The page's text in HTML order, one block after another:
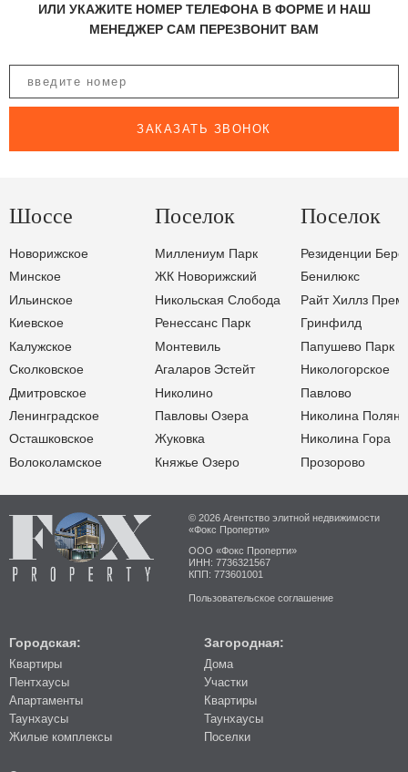
ИЛИ УКАЖИТЕ НОМЕР ТЕЛЕФОНА В ФОРМЕ И НАШ
МЕНЕДЖЕР САМ ПЕРЕЗВОНИТ ВАМ
ЗАКАЗАТЬ ЗВОНОК
Шоссе
Новорижское
Минское
Ильинское
Киевское
Калужское
Сколковское
Дмитровское
Ленинградское
Осташковское
Волоколамское
Поселок
Миллениум Парк
ЖК Новорижский
Никольская Слобода
Ренессанс Парк
Монтевиль
Агаларов Эстейт
Николино
Павловы Озера
Жуковка
Княжье Озеро
Поселок
Резиденции
Бенилюкс
Райт Хиллз
Гринфилд
Папушево Парк
Никологорское
Павлово
Николина Поляна
Николина Гора
Прозорово
© 2026 Агентство элитной недвижимости
«Фокс Проперти»
ООО «Фокс Проперти»
ИНН: 7736321567
КПП: 773601001
Пользовательское соглашение
Городская:
Квартиры
Пентхаусы
Апартаменты
Таунхаусы
Жилые комплексы
Загородная:
Дома
Участки
Квартиры
Таунхаусы
Поселки